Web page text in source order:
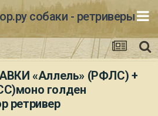
собаки - ретриверы
«Аллель» (РФЛС) +
голден
ретривер